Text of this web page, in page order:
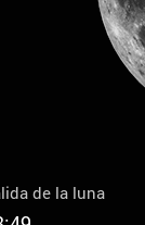
de la luna